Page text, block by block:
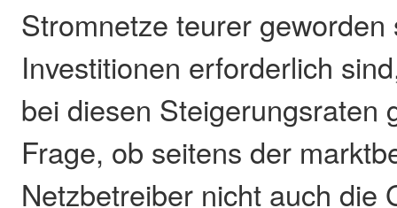
Stromnetze teurer geworden
Investitionen erforderlich
bei diesen Steigerungsraten
Frage, ob seitens der
Netzbetreiber nicht auch die